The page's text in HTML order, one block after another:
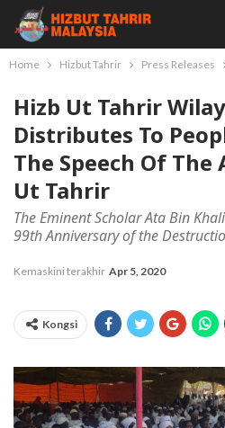
Home Hizbut Tahrir Press Releases
Hizb Ut Tahrir
Distributes To
The Speech Of The
Ut Tahrir
The Eminent Scholar Ata Bin
99th Anniversary of the
Kemaskini terakhir Apr 5, 2020
Kongsi